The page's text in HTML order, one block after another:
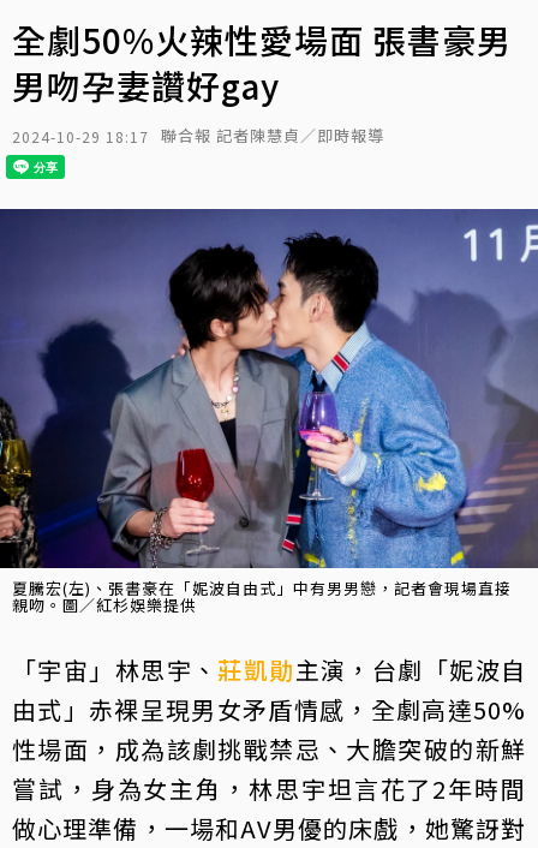
全劇50%火辣性愛場面 張書豪男
男吻孕妻讚好gay
2024-10-29 18:17 聯合報 記者陳慧貞／即時報導
夏騰宏(左)、張書豪在「妮波自由式」中有男男戀，記者會現場直接
親吻。圖／紅杉娛樂提供
「宇宙」林思宇、莊凱勛主演，台劇「妮波自
由式」赤裸呈現男女矛盾情感，全劇高達50%
性場面，成為該劇挑戰禁忌、大膽突破的新鮮
嘗試，身為女主角，林思宇坦言花了2年時間
做心理準備，一場和AV男優的床戲，她驚訝對